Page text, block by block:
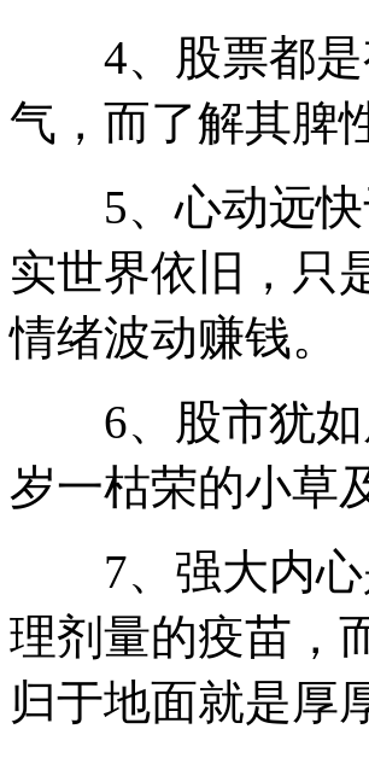
4、股票都是
气，而了解其脾
5、心动远快
实世界依旧，只
情绪波动赚钱。
6、股市犹如
岁一枯荣的小草
7、强大内心
理剂量的疫苗，
归于地面就是厚